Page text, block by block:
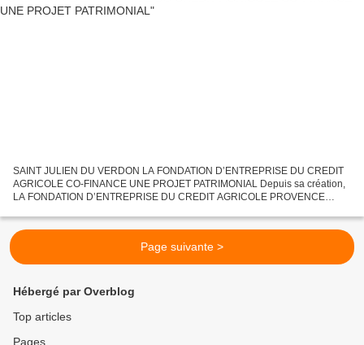
SAINT JULIEN DU VERDON LA FONDATION D’ENTREPRISE DU CREDIT
AGRICOLE CO-FINANCE UNE PROJET PATRIMONIAL Depuis sa création,
LA FONDATION D’ENTREPRISE DU CREDIT AGRICOLE PROVENCE
d’intérêt...
Page suivante >
Hébergé par Overblog
Top articles
Pages